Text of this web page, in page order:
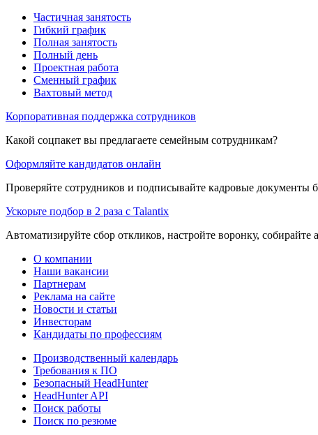
Частичная занятость
Гибкий график
Полная занятость
Полный день
Проектная работа
Сменный график
Вахтовый метод
Корпоративная поддержка сотрудников
Какой соцпакет вы предлагаете семейным сотрудникам?
Оформляйте кандидатов онлайн
Проверяйте сотрудников и подписывайте кадровые документы
Ускорьте подбор в 2 раза с Talantix
Автоматизируйте сбор откликов, настройте воронку, собирайте
О компании
Наши вакансии
Партнерам
Реклама на сайте
Новости и статьи
Инвесторам
Кандидаты по профессиям
Производственный календарь
Требования к ПО
Безопасный HeadHunter
HeadHunter API
Поиск работы
Поиск по резюме